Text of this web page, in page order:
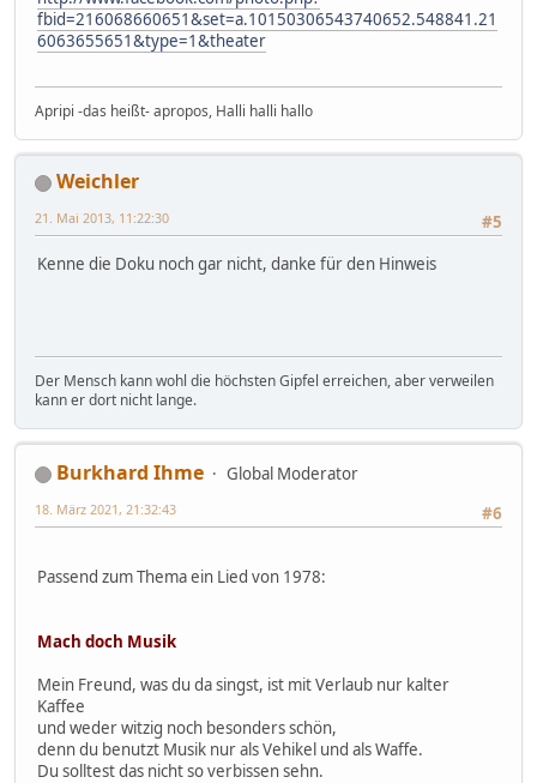
fbid=216068660651&set=a.10150306543740652.548841.21
6063655651&type=1&theater
Apripi -das heißt- apropos, Halli halli hallo
Weichler
#5
21. Mai 2013, 11:22:30
Kenne die Doku noch gar nicht, danke für den Hinweis
Der Mensch kann wohl die höchsten Gipfel erreichen, aber verweilen
kann er dort nicht lange.
Burkhard Ihme
Global Moderator
#6
18. März 2021, 21:32:43
Passend zum Thema ein Lied von 1978:
Mach doch Musik
Mein Freund, was du da singst, ist mit Verlaub nur kalter
Kaffee
und weder witzig noch besonders schön,
denn du benutzt Musik nur als Vehikel und als Waffe.
Du solltest das nicht so verbissen sehn.